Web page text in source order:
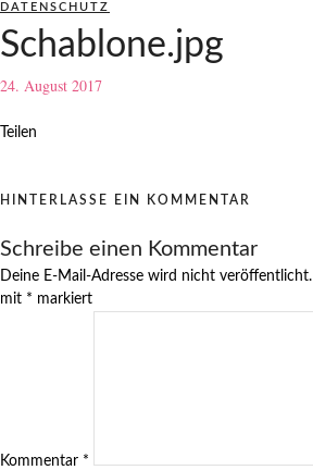
DATENSCHUTZ
Schablone.jpg
24. August 2017
Teilen
HINTERLASSE EIN KOMMENTAR
Schreibe einen Kommentar
Deine E-Mail-Adresse wird nicht veröffentlicht.
mit * markiert
Kommentar *